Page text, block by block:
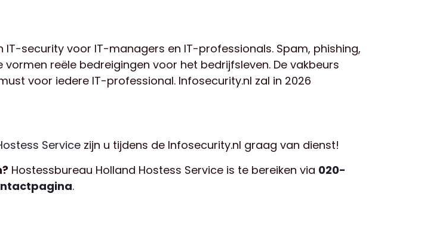
security voor IT-managers en IT-professionals. Spam, phishing,
reële bedreigingen voor het bedrijfsleven. De vakbeurs
voor iedere IT-professional. Infosecurity.nl zal in 2026
Service zijn u tijdens de Infosecurity.nl graag van dienst!
Hostessbureau Holland Hostess Service is te bereiken via 020-
pagina.